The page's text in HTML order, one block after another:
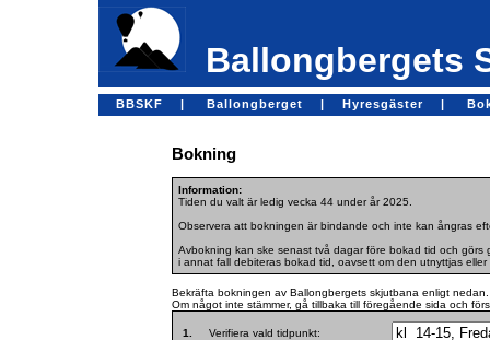
Ballongbergets
BBSKF | Ballongberget | Hyresgäster |
Bokning
Information:
Tiden du valt är ledig vecka 44 under år 2025.
Observera att bokningen är bindande och inte kan ångras
Avbokning kan ske senast två dagar före bokad tid och görs
i annat fall debiteras bokad tid, oavsett om den utnyttjas eller
Bekräfta bokningen av Ballongbergets skjutbana enligt nedan.
Om något inte stämmer, gå tillbaka till föregående sida och
1. Verifiera vald tidpunkt: